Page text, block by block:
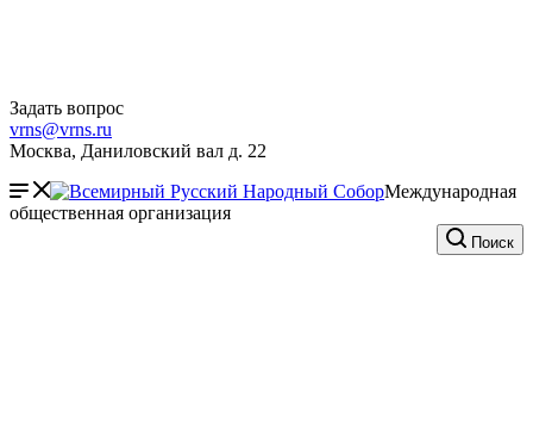
Задать вопрос
vrns@vrns.ru
Москва, Даниловский вал д. 22
Международная
общественная организация
Поиск